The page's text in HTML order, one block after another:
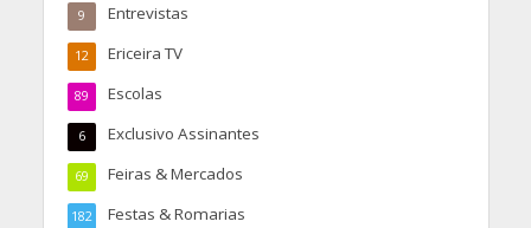
Entrevistas
9
Ericeira TV
12
Escolas
89
Exclusivo Assinantes
6
Feiras & Mercados
69
Festas & Romarias
182